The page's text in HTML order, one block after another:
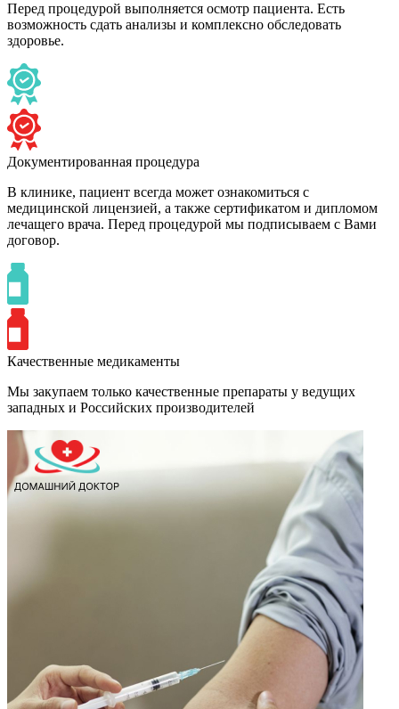
Перед процедурой выполняется осмотр пациента. Есть
возможность сдать анализы и комплексно обследовать
здоровье.
Документированная процедура
В клинике, пациент всегда может ознакомиться с
медицинской лицензией, а также сертификатом и дипломом
лечащего врача. Перед процедурой мы подписываем с Вами
договор.
Качественные медикаменты
Мы закупаем только качественные препараты у ведущих
западных и Российских производителей